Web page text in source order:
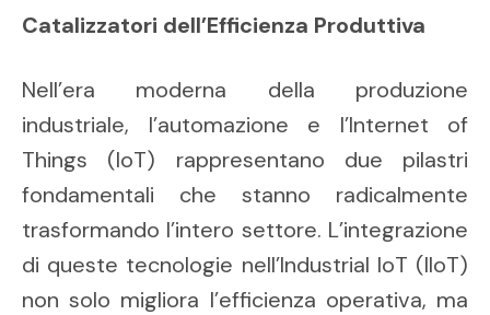
Catalizzatori dell’Efficienza Produttiva
Nell’era moderna della produzione
industriale, l’automazione e l’Internet of
Things (IoT) rappresentano due pilastri
fondamentali che stanno radicalmente
trasformando l’intero settore. L’integrazione
di queste tecnologie nell’Industrial IoT (IIoT)
non solo migliora l’efficienza operativa, ma